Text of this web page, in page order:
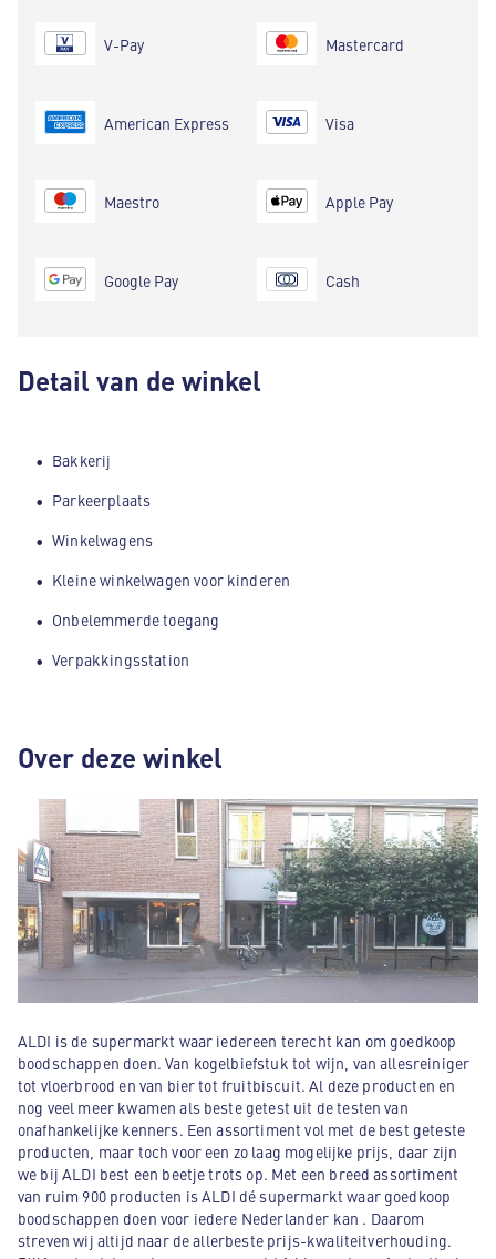
V-Pay
American Express
Maestro
Google Pay
Mastercard
Visa
Apple Pay
Cash
Detail van de winkel
Bakkerij
Parkeerplaats
Winkelwagens
Kleine winkelwagen voor kinderen
Onbelemmerde toegang
Verpakkingsstation
Over deze winkel
ALDI is de supermarkt waar iedereen terecht kan om goedkoop
boodschappen doen. Van kogelbiefstuk tot wijn, van allesreiniger
tot vloerbrood en van bier tot fruitbiscuit. Al deze producten en
nog veel meer kwamen als beste getest uit de testen van
onafhankelijke kenners. Een assortiment vol met de best geteste
producten, maar toch voor een zo laag mogelijke prijs, daar zijn
we bij ALDI best een beetje trots op. Met een breed assortiment
van ruim 900 producten is ALDI dé supermarkt waar goedkoop
boodschappen doen voor iedere Nederlander kan . Daarom
streven wij altijd naar de allerbeste prijs-kwaliteitverhouding.